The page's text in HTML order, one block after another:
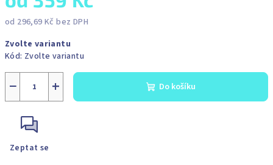
od 296,69 Kč bez DPH
cena:
Zvolte variantu
Kód: Zvolte variantu
+
− Do košíku
Zeptat se